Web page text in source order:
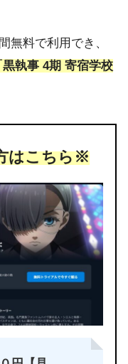
無料で利用でき、
執事 4期 寄宿学校
はこちら※